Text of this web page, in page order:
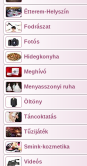
Étterem-Helyszín
Fodrászat
Fotós
Hidegkonyha
Meghívó
Menyasszonyi ruha
Öltöny
Táncoktatás
Tűzijáték
Smink-kozmetika
Videós